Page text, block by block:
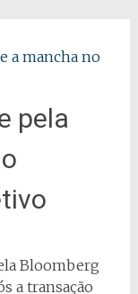
pela
Bloomberg
a transação